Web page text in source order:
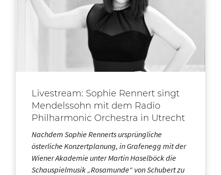
Livestream: Sophie Rennert singt
Mendelssohn mit dem Radio
Philharmonic Orchestra in Utrecht
Nachdem Sophie Rennerts ursprüngliche
österliche Konzertplanung, in Grafenegg mit der
Wiener Akademie unter Martin Haselböck die
Schauspielmusik „Rosamunde“ von Schubert zu